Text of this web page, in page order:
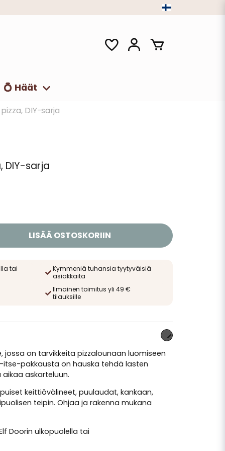
💍 Häät
DIY-sarja
DIY-sarja
LISÄÄ OSTOSKORIIN
tai
Kymmeniä tuhansia tyytyväisiä
asiakkaita
Ilmainen toimitus yli 49 €
tilauksille
jossa on tarvikkeita pizzalounaan luomiseen
itse-pakkausta on hauska tehdä lasten
askarteluun.
keittiövälineet, puulaudat, kankaan,
teipin. Ohjaa ja rakenna mukana
Doorin ulkopuolella tai